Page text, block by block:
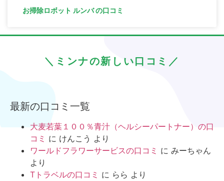
お掃除ロボット ルンバ の口コミ
＼ミンナの新しい口コミ／
最新の口コミ一覧
大麦若葉１００％青汁（ヘルシーパートナー）の口
コミ に けんこう より
ワールドフラワーサービスの口コミ に みーちゃん
より
Tトラベルの口コミ に らら より